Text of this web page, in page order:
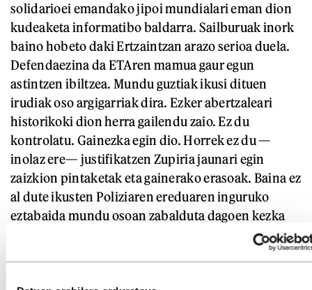
solidarioei emandako jipoi mundialari eman dion
kudeaketa informatibo baldarra. Sailburuak inork
baino hobeto daki Ertzaintzan arazo serioa duela.
Defendaezina da ETAren mamua gaur egun
astintzen ibiltzea. Mundu guztiak ikusi dituen
irudiak oso argigarriak dira. Ezker abertzaleari
historikoki dion herra gailendu zaio. Ez du
kontrolatu. Gainezka egin dio. Horrek ez du —
inolaz ere— justifikatzen Zupiria jaunari egin
zaizkion pintaketak eta gainerako erasoak. Baina ez
al dute ikusten Poliziaren ereduaren inguruko
eztabaida mundu osoan zabalduta dagoen kezka
fenomenoa orokorra da
(Valentziako maistraren irudia dugu oraindik ere